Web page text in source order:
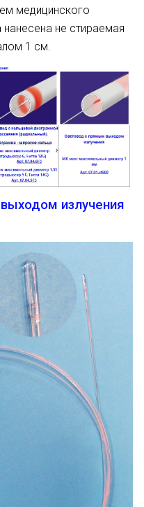
07.01.wf400
07.01.uv600
660T
07.01.wf600
медицинского
не стираемая
1 см.
излучения